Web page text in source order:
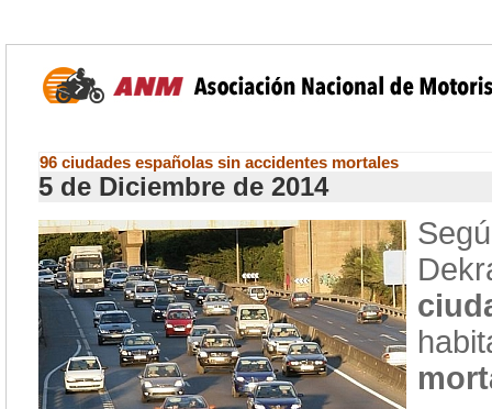
96 ciudades españolas sin accidentes mortales
5 de Diciembre de 2014